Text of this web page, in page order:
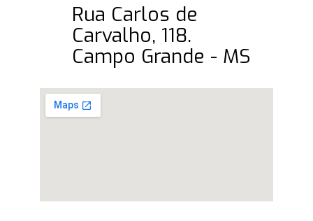
Rua Carlos de
Carvalho, 118.
Campo Grande - MS